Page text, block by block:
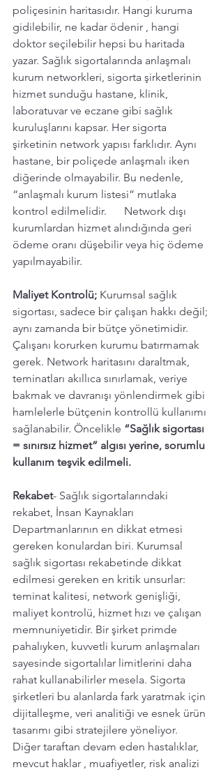
poliçesinin haritasıdır. Hangi kuruma
gidilebilir, ne kadar ödenir , hangi
doktor seçilebilir hepsi bu haritada
yazar. Sağlık sigortalarında anlaşmalı
kurum networkleri, sigorta şirketlerinin
hizmet sunduğu hastane, klinik,
laboratuvar ve eczane gibi sağlık
kuruluşlarını kapsar. Her sigorta
şirketinin network yapısı farklıdır. Aynı
hastane, bir poliçede anlaşmalı iken
diğerinde olmayabilir. Bu nedenle,
“anlaşmalı kurum listesi” mutlaka
kontrol edilmelidir.	Network dışı
kurumlardan hizmet alındığında geri
ödeme oranı düşebilir veya hiç ödeme
yapılmayabilir.
Maliyet Kontrolü; Kurumsal sağlık
sigortası, sadece bir çalışan hakkı değil;
aynı zamanda bir bütçe yönetimidir.
Çalışanı korurken kurumu batırmamak
gerek. Network haritasını daraltmak,
teminatları akıllıca sınırlamak, veriye
bakmak ve davranışı yönlendirmek gibi
hamlelerle bütçenin kontrollü kullanımı
sağlanabilir. Öncelikle “Sağlık sigortası
= sınırsız hizmet” algısı yerine, sorumlu
kullanım teşvik edilmeli.
Rekabet- Sağlık sigortalarındaki
rekabet, İnsan Kaynakları
Departmanlarının en dikkat etmesi
gereken konulardan biri. Kurumsal
sağlık sigortası rekabetinde dikkat
edilmesi gereken en kritik unsurlar:
teminat kalitesi, network genişliği,
maliyet kontrolü, hizmet hızı ve çalışan
memnuniyetidir. Bir şirket primde
pahalıyken, kuvvetli kurum anlaşmaları
sayesinde sigortalılar limitlerini daha
rahat kullanabilirler mesela. Sigorta
şirketleri bu alanlarda fark yaratmak için
dijitalleşme, veri analitiği ve esnek ürün
tasarımı gibi stratejilere yöneliyor.
Diğer taraftan devam eden hastalıklar,
mevcut haklar , muafiyetler, risk analizi